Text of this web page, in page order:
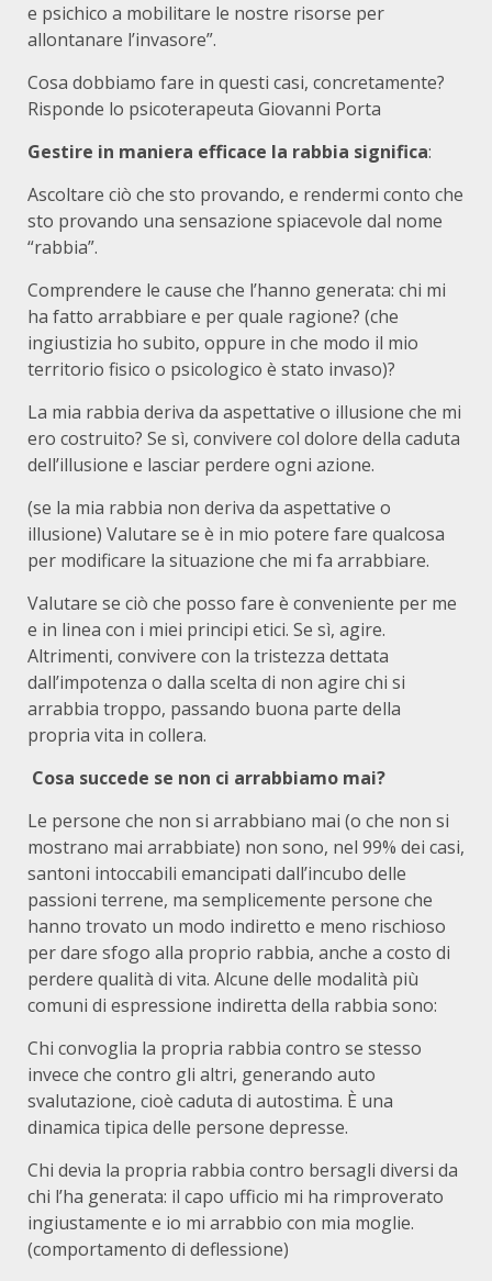
e psichico a mobilitare le nostre risorse per
allontanare l’invasore”.
Cosa dobbiamo fare in questi casi, concretamente?
Risponde lo psicoterapeuta Giovanni Porta
Gestire in maniera efficace la rabbia significa:
Ascoltare ciò che sto provando, e rendermi conto che
sto provando una sensazione spiacevole dal nome
“rabbia”.
Comprendere le cause che l’hanno generata: chi mi
ha fatto arrabbiare e per quale ragione? (che
ingiustizia ho subito, oppure in che modo il mio
territorio fisico o psicologico è stato invaso)?
La mia rabbia deriva da aspettative o illusione che mi
ero costruito? Se sì, convivere col dolore della caduta
dell’illusione e lasciar perdere ogni azione.
(se la mia rabbia non deriva da aspettative o
illusione) Valutare se è in mio potere fare qualcosa
per modificare la situazione che mi fa arrabbiare.
Valutare se ciò che posso fare è conveniente per me
e in linea con i miei principi etici. Se sì, agire.
Altrimenti, convivere con la tristezza dettata
dall’impotenza o dalla scelta di non agire chi si
arrabbia troppo, passando buona parte della
propria vita in collera.
Cosa succede se non ci arrabbiamo mai?
Le persone che non si arrabbiano mai (o che non si
mostrano mai arrabbiate) non sono, nel 99% dei casi,
santoni intoccabili emancipati dall’incubo delle
passioni terrene, ma semplicemente persone che
hanno trovato un modo indiretto e meno rischioso
per dare sfogo alla proprio rabbia, anche a costo di
perdere qualità di vita. Alcune delle modalità più
comuni di espressione indiretta della rabbia sono:
Chi convoglia la propria rabbia contro se stesso
invece che contro gli altri, generando auto
svalutazione, cioè caduta di autostima. È una
dinamica tipica delle persone depresse.
Chi devia la propria rabbia contro bersagli diversi da
chi l’ha generata: il capo ufficio mi ha rimproverato
ingiustamente e io mi arrabbio con mia moglie.
(comportamento di deflessione)